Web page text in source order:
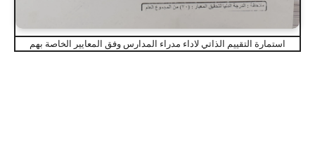
استمارة التقييم الذاتي لاداء مدراء المدارس وفق المعايير الخاصة بهم